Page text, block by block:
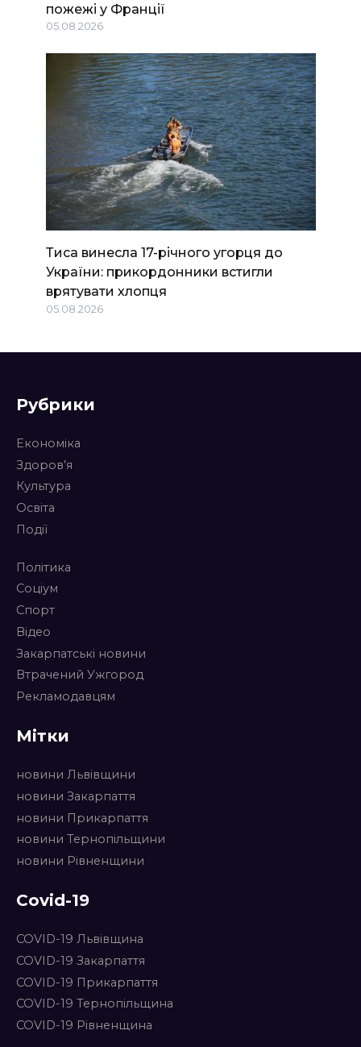
пожежі у Франції
05.08.2026
Тиса винесла 17-річного угорця до
України: прикордонники встигли
врятувати хлопця
05.08.2026
Рубрики
Економіка
Здоров’я
Культура
Освіта
Події
Політика
Соціум
Спорт
Відео
Закарпатські новини
Втрачений Ужгород
Рекламодавцям
Мітки
новини Львівщини
новини Закарпаття
новини Прикарпаття
новини Тернопільщини
новини Рівненщини
Covid-19
COVID-19 Львівщина
COVID-19 Закарпаття
COVID-19 Прикарпаття
COVID-19 Тернопільщина
COVID-19 Рівненщина